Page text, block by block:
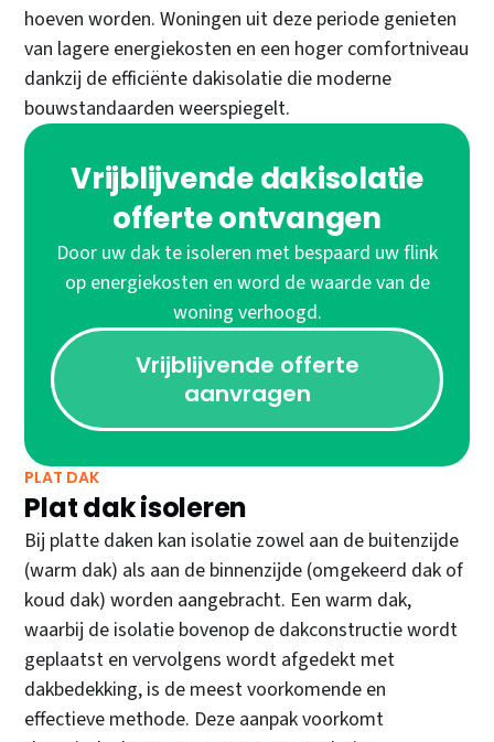
hoeven worden. Woningen uit deze periode genieten
van lagere energiekosten en een hoger comfortniveau
dankzij de efficiënte dakisolatie die moderne
bouwstandaarden weerspiegelt.
Vrijblijvende dakisolatie
offerte ontvangen
Door uw dak te isoleren met bespaard uw flink
op energiekosten en word de waarde van de
woning verhoogd.
Vrijblijvende offerte
aanvragen
PLAT DAK
Plat dak isoleren
Bij platte daken kan isolatie zowel aan de buitenzijde
(warm dak) als aan de binnenzijde (omgekeerd dak of
koud dak) worden aangebracht. Een warm dak,
waarbij de isolatie bovenop de dakconstructie wordt
geplaatst en vervolgens wordt afgedekt met
dakbedekking, is de meest voorkomende en
effectieve methode. Deze aanpak voorkomt